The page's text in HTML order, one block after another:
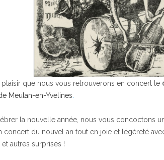
plaisir que nous vous retrouverons en concert le
Meulan-en-Yvelines
la nouvelle année, nous vous concoctons
concert du nouvel an tout en joie et légèreté
et autres surprises !